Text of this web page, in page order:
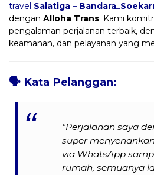
travel Salatiga –
dengan Alloha Trans. Kami
pengalaman perjalanan terbaik,
keamanan, dan pelayanan yang
🗣️ Kata Pelanggan:
“Perjalanan saya
super
via WhatsApp
rumah, semuanya